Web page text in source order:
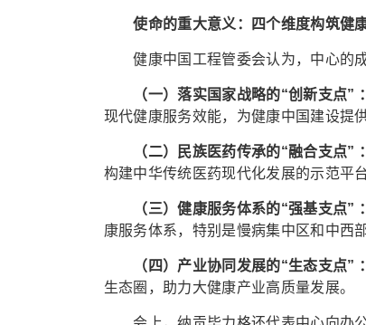
使命的重大意义：四个维度构筑健
健康中国工程管委会认为，中心的成
（一）落实国家战略的“创新支点” ：
现代健康服务效能，为健康中国建设提供
（二）民族医药传承的“融合支点” ：
构建中华传统医药现代化发展的示范平台
（三）健康服务体系的“强基支点” ：
康服务体系，特别是慢病集中区和中西
（四）产业协同发展的“生态支点” ：
生态圈，助力大健康产业高质量发展。